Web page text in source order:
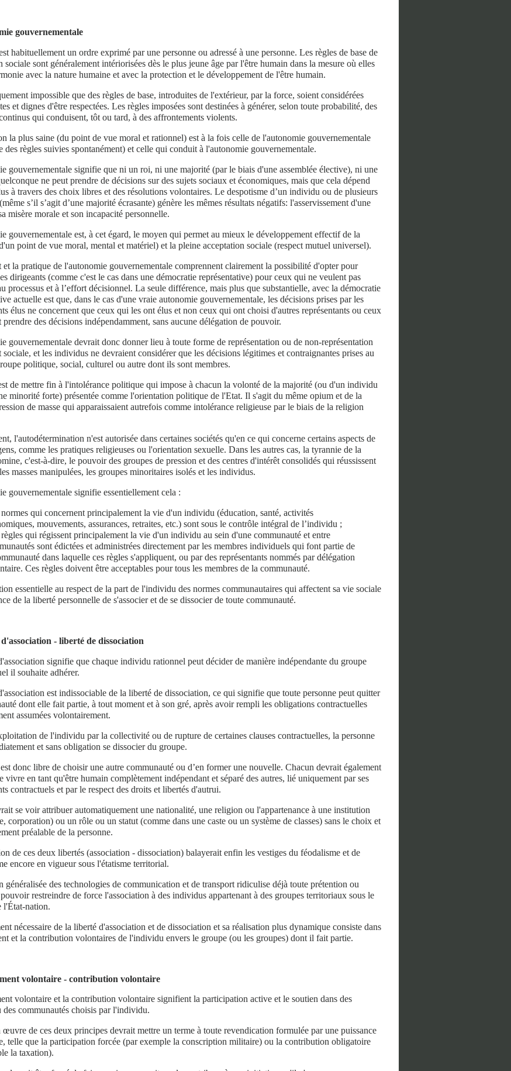
gouvernementale
habituellement un ordre exprimé par une personne ou adressé à une personne. Les règles de base de
sociale sont généralement intériorisées dès le plus jeune âge par l'être humain dans la mesure où elles
avec la nature humaine et avec la protection et le développement de l'être humain.
impossible que des règles de base, introduites de l'extérieur, par la force, soient considérées
et dignes d'être respectées. Les règles imposées sont destinées à générer, selon toute probabilité, des
qui conduisent, tôt ou tard, à des affrontements violents.
la plus saine (du point de vue moral et rationnel) est à la fois celle de l'autonomie gouvernementale
des règles suivies spontanément) et celle qui conduit à l'autonomie gouvernementale.
gouvernementale signifie que ni un roi, ni une majorité (par le biais d'une assemblée élective), ni une
ne peut prendre de décisions sur des sujets sociaux et économiques, mais que cela dépend
à travers des choix libres et des résolutions volontaires. Le despotisme d’un individu ou de plusieurs
s’il s’agit d’une majorité écrasante) génère les mêmes résultats négatifs: l'asservissement d'une
misère morale et son incapacité personnelle.
gouvernementale est, à cet égard, le moyen qui permet au mieux le développement effectif de la
point de vue moral, mental et matériel) et la pleine acceptation sociale (respect mutuel universel).
et la pratique de l'autonomie gouvernementale comprennent clairement la possibilité d'opter pour
dirigeants (comme c'est le cas dans une démocratie représentative) pour ceux qui ne veulent pas
processus et à l’effort décisionnel. La seule différence, mais plus que substantielle, avec la démocratie
actuelle est que, dans le cas d'une vraie autonomie gouvernementale, les décisions prises par les
élus ne concernent que ceux qui les ont élus et non ceux qui ont choisi d'autres représentants ou ceux
des décisions indépendamment, sans aucune délégation de pouvoir.
gouvernementale devrait donc donner lieu à toute forme de représentation ou de non-représentation
et les individus ne devraient considérer que les décisions légitimes et contraignantes prises au
politique, social, culturel ou autre dont ils sont membres.
de mettre fin à l'intolérance politique qui impose à chacun la volonté de la majorité (ou d'un individu
minorité forte) présentée comme l'orientation politique de l'Etat. Il s'agit du même opium et de la
de masse qui apparaissaient autrefois comme intolérance religieuse par le biais de la religion
l'autodétermination n'est autorisée dans certaines sociétés qu'en ce qui concerne certains aspects de
comme les pratiques religieuses ou l'orientation sexuelle. Dans les autres cas, la tyrannie de la
c'est-à-dire, le pouvoir des groupes de pression et des centres d'intérêt consolidés qui réussissent
masses manipulées, les groupes minoritaires isolés et les individus.
gouvernementale signifie essentiellement cela :
qui concernent principalement la vie d'un individu (éducation, santé, activités
mouvements, assurances, retraites, etc.) sont sous le contrôle intégral de l’individu ;
qui régissent principalement la vie d'un individu au sein d'une communauté et entre
sont édictées et administrées directement par les membres individuels qui font partie de
dans laquelle ces règles s'appliquent, ou par des représentants nommés par délégation
Ces règles doivent être acceptables pour tous les membres de la communauté.
essentielle au respect de la part de l'individu des normes communautaires qui affectent sa vie sociale
de la liberté personnelle de s'associer et de se dissocier de toute communauté.
- liberté de dissociation
signifie que chaque individu rationnel peut décider de manière indépendante du groupe
il souhaite adhérer.
est indissociable de la liberté de dissociation, ce qui signifie que toute personne peut quitter
dont elle fait partie, à tout moment et à son gré, après avoir rempli les obligations contractuelles
assumées volontairement.
de l'individu par la collectivité ou de rupture de certaines clauses contractuelles, la personne
et sans obligation se dissocier du groupe.
donc libre de choisir une autre communauté ou d’en former une nouvelle. Chacun devrait également
vivre en tant qu'être humain complètement indépendant et séparé des autres, lié uniquement par ses
contractuels et par le respect des droits et libertés d'autrui.
se voir attribuer automatiquement une nationalité, une religion ou l'appartenance à une institution
corporation) ou un rôle ou un statut (comme dans une caste ou un système de classes) sans le choix et
préalable de la personne.
de ces deux libertés (association - dissociation) balayerait enfin les vestiges du féodalisme et de
encore en vigueur sous l'étatisme territorial.
généralisée des technologies de communication et de transport ridiculise déjà toute prétention ou
restreindre de force l'association à des individus appartenant à des groupes territoriaux sous le
l'État-nation.
nécessaire de la liberté d'association et de dissociation et sa réalisation plus dynamique consiste dans
et la contribution volontaires de l'individu envers le groupe (ou les groupes) dont il fait partie.
volontaire - contribution volontaire
volontaire et la contribution volontaire signifient la participation active et le soutien dans des
des communautés choisis par l'individu.
œuvre de ces deux principes devrait mettre un terme à toute revendication formulée par une puissance
telle que la participation forcée (par exemple la conscription militaire) ou la contribution obligatoire
la taxation).